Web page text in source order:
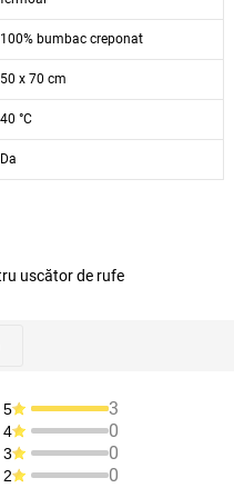
100% bumbac creponat
50 x 70 cm
40 °C
Da
uscător de rufe
5 3
4 0
3 0
2 0